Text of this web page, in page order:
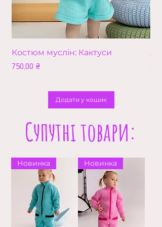
Костюм муслін: Кактуси
Ціна
750,00 ₴
Додати у кошик
Ціна
Новинка Новинка
Супутні товари: